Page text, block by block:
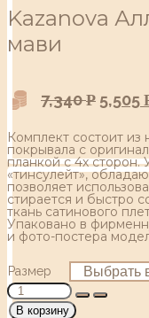
Kazanova
мави
7,340Р 5,505
Комплект состоит
покрывала с
планкой с 4х
«тинсулейт»,
позволяет
стирается и быстро
ткань сатинового
Упаковано в
и фото-постера
Размер
В корзину